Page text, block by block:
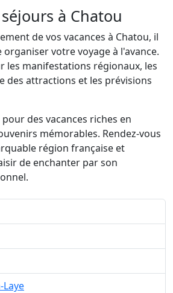
à Chatou
de vos vacances à Chatou, il
votre voyage à l'avance.
les manifestations régionaux, les
des attractions et les prévisions
des vacances riches en
mémorables. Rendez-vous
région française et
de enchanter par son